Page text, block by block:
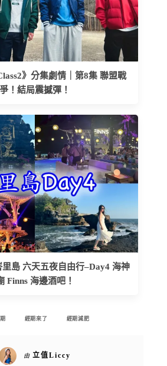
》分集劇情｜第8集 聯盟戰
爭！結局震撼彈！
里島 六天五夜自由行–Day4 海神
Finns 海邊酒吧！
經期來了 經期減肥
由 立值Liccy